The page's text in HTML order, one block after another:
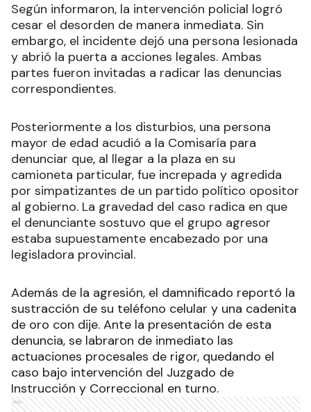
Según informaron, la intervención policial logró
cesar el desorden de manera inmediata. Sin
embargo, el incidente dejó una persona lesionada
y abrió la puerta a acciones legales. Ambas
partes fueron invitadas a radicar las denuncias
correspondientes.
Posteriormente a los disturbios, una persona
mayor de edad acudió a la Comisaría para
denunciar que, al llegar a la plaza en su
camioneta particular, fue increpada y agredida
por simpatizantes de un partido político opositor
al gobierno. La gravedad del caso radica en que
el denunciante sostuvo que el grupo agresor
estaba supuestamente encabezado por una
legisladora provincial.
Además de la agresión, el damnificado reportó la
sustracción de su teléfono celular y una cadenita
de oro con dije. Ante la presentación de esta
denuncia, se labraron de inmediato las
actuaciones procesales de rigor, quedando el
caso bajo intervención del Juzgado de
Instrucción y Correccional en turno.
Ads